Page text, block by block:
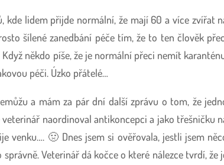
kde lidem přijde normální, že mají 60 a více zvířat
šílené zanedbání péče tím, že to ten člověk
někdo píše, že je normální přeci nemít
péči. Úzko přátelé…
a mám za pár dní další zprávu o tom, že
naordinoval antikoncepci a jako třešničku
venku…. 🤢 Dnes jsem si ověřovala, jestli jsem
Veterinář dá kočce o které nálezce tvrdí, že